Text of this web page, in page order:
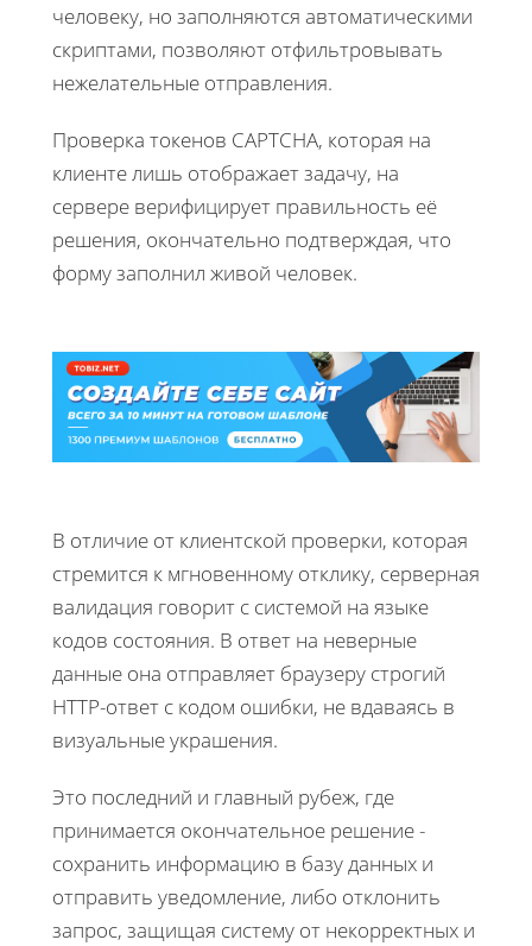
человеку, но заполняются автоматическими
скриптами, позволяют отфильтровывать
нежелательные отправления.
Проверка токенов CAPTCHA, которая на
клиенте лишь отображает задачу, на
сервере верифицирует правильность её
решения, окончательно подтверждая, что
форму заполнил живой человек.
В отличие от клиентской проверки, которая
стремится к мгновенному отклику, серверная
валидация говорит с системой на языке
кодов состояния. В ответ на неверные
данные она отправляет браузеру строгий
HTTP-ответ с кодом ошибки, не вдаваясь в
визуальные украшения.
Это последний и главный рубеж, где
принимается окончательное решение -
сохранить информацию в базу данных и
отправить уведомление, либо отклонить
запрос, защищая систему от некорректных и